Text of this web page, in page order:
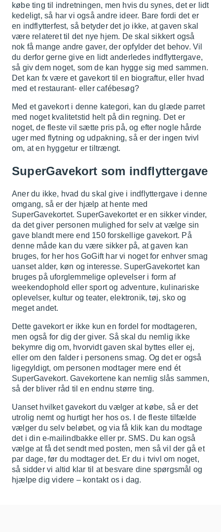
købe ting til indretningen, men hvis du synes, det er lidt
kedeligt, så har vi også andre ideer. Bare fordi det er
en indflytterfest, så betyder det jo ikke, at gaven skal
være relateret til det nye hjem. De skal sikkert også
nok få mange andre gaver, der opfylder det behov. Vil
du derfor gerne give en lidt anderledes indflyttergave,
så giv dem noget, som de kan hygge sig med sammen.
Det kan fx være et gavekort til en biograftur, eller hvad
med et restaurant- eller cafébesøg?
Med et gavekort i denne kategori, kan du glæde parret
med noget kvalitetstid helt på din regning. Det er
noget, de fleste vil sætte pris på, og efter nogle hårde
uger med flytning og udpakning, så er der ingen tvivl
om, at en hyggetur er tiltrængt.
SuperGavekort som indflyttergave
Aner du ikke, hvad du skal give i indflyttergave i denne
omgang, så er der hjælp at hente med
SuperGavekortet. SuperGavekortet er en sikker vinder,
da det giver personen mulighed for selv at vælge sin
gave blandt mere end 150 forskellige gavekort. På
denne måde kan du være sikker på, at gaven kan
bruges, for her hos GoGift har vi noget for enhver smag
uanset alder, køn og interesse. SuperGavekortet kan
bruges på uforglemmelige oplevelser i form af
weekendophold eller sport og adventure, kulinariske
oplevelser, kultur og teater, elektronik, tøj, sko og
meget andet.
Dette gavekort er ikke kun en fordel for modtageren,
men også for dig der giver. Så skal du nemlig ikke
bekymre dig om, hvorvidt gaven skal byttes eller ej,
eller om den falder i personens smag. Og det er også
ligegyldigt, om personen modtager mere end ét
SuperGavekort. Gavekortene kan nemlig slås sammen,
så der bliver råd til en endnu større ting.
Uanset hvilket gavekort du vælger at købe, så er det
utrolig nemt og hurtigt her hos os. I de fleste tilfælde
vælger du selv beløbet, og via få klik kan du modtage
det i din e-mailindbakke eller pr. SMS. Du kan også
vælge at få det sendt med posten, men så vil der gå et
par dage, før du modtager det. Er du i tvivl om noget,
så sidder vi altid klar til at besvare dine spørgsmål og
hjælpe dig videre – kontakt os i dag.